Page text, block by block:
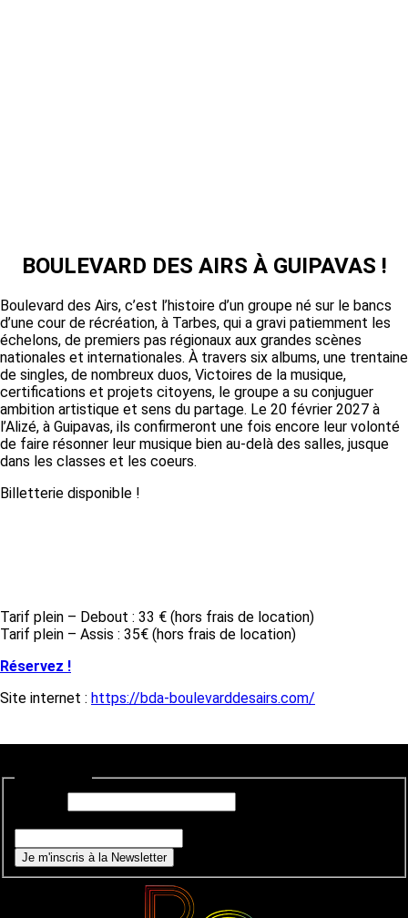
BOULEVARD DES AIRS À GUIPAVAS !
Boulevard des Airs, c’est l’histoire d’un groupe né sur le bancs
d’une cour de récréation, à Tarbes, qui a gravi patiemment les
échelons, de premiers pas régionaux aux grandes scènes
nationales et internationales. À travers six albums, une trentaine
de singles, de nombreux duos, Victoires de la musique,
certifications et projets citoyens, le groupe a su conjuguer
ambition artistique et sens du partage. Le 20 février 2027 à
l’Alizé, à Guipavas, ils confirmeront une fois encore leur volonté
de faire résonner leur musique bien au-delà des salles, jusque
dans les classes et les coeurs.
Billetterie disponible !
Tarif plein – Debout : 33 € (hors frais de location)
Tarif plein – Assis : 35€ (hors frais de location)
Réservez !
Site internet : https://bda-boulevarddesairs.com/
Je m'inscris à la Newsletter